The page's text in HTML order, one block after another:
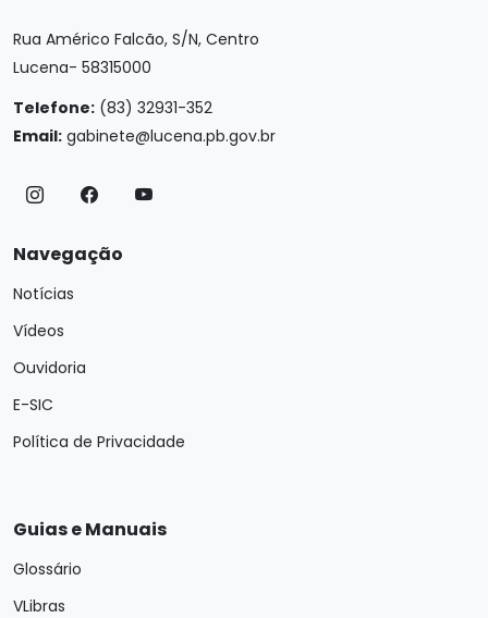
Rua Américo Falcão, S/N, Centro
Lucena- 58315000
Telefone: (83) 32931-352
Email: gabinete@lucena.pb.gov.br
Navegação
Notícias
Vídeos
Ouvidoria
E-SIC
Política de Privacidade
Guias e Manuais
Glossário
VLibras